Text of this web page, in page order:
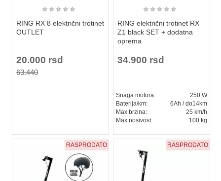
★ ★ ★ ★ ★
RING RX 8 električni trotinet
OUTLET
20.000 rsd
63.440
★ ★ ★ ★ ★
RING električni trotinet RX
Z1 black SET + dodatna
oprema
34.900 rsd
Snaga motora:
250 W
Baterija/km:
6Ah / do14km
Max brzina:
25 km/h
Max nosivost:
100 kg
RASPRODATO RASPRODATO